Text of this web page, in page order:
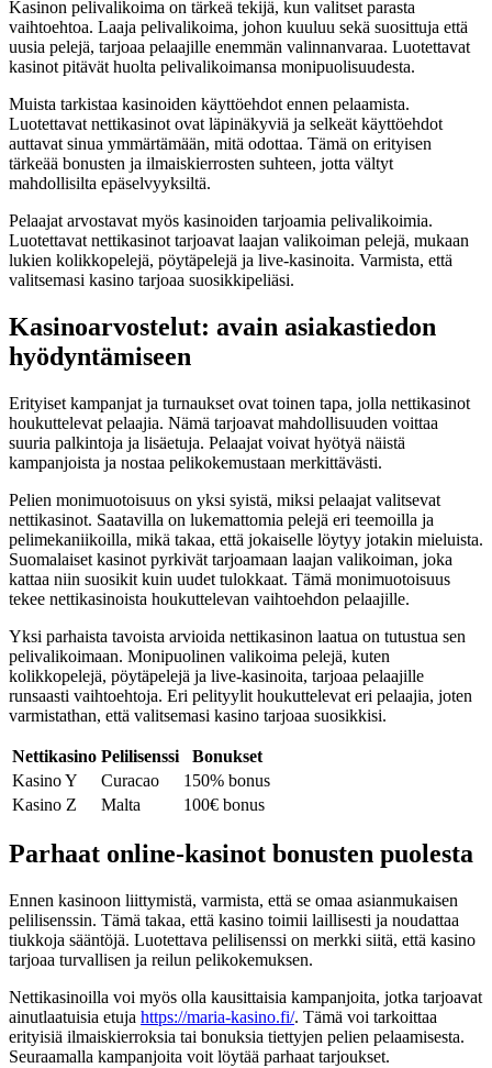
Kasinon pelivalikoima on tärkeä tekijä, kun valitset parasta
vaihtoehtoa. Laaja pelivalikoima, johon kuuluu sekä suosittuja että
uusia pelejä, tarjoaa pelaajille enemmän valinnanvaraa. Luotettavat
kasinot pitävät huolta pelivalikoimansa monipuolisuudesta.
Muista tarkistaa kasinoiden käyttöehdot ennen pelaamista.
Luotettavat nettikasinot ovat läpinäkyviä ja selkeät käyttöehdot
auttavat sinua ymmärtämään, mitä odottaa. Tämä on erityisen
tärkeää bonusten ja ilmaiskierrosten suhteen, jotta vältyt
mahdollisilta epäselvyyksiltä.
Pelaajat arvostavat myös kasinoiden tarjoamia pelivalikoimia.
Luotettavat nettikasinot tarjoavat laajan valikoiman pelejä, mukaan
lukien kolikkopelejä, pöytäpelejä ja live-kasinoita. Varmista, että
valitsemasi kasino tarjoaa suosikkipeliäsi.
Kasinoarvostelut: avain asiakastiedon
hyödyntämiseen
Erityiset kampanjat ja turnaukset ovat toinen tapa, jolla nettikasinot
houkuttelevat pelaajia. Nämä tarjoavat mahdollisuuden voittaa
suuria palkintoja ja lisäetuja. Pelaajat voivat hyötyä näistä
kampanjoista ja nostaa pelikokemustaan merkittävästi.
Pelien monimuotoisuus on yksi syistä, miksi pelaajat valitsevat
nettikasinot. Saatavilla on lukemattomia pelejä eri teemoilla ja
pelimekaniikoilla, mikä takaa, että jokaiselle löytyy jotakin mieluista.
Suomalaiset kasinot pyrkivät tarjoamaan laajan valikoiman, joka
kattaa niin suosikit kuin uudet tulokkaat. Tämä monimuotoisuus
tekee nettikasinoista houkuttelevan vaihtoehdon pelaajille.
Yksi parhaista tavoista arvioida nettikasinon laatua on tutustua sen
pelivalikoimaan. Monipuolinen valikoima pelejä, kuten
kolikkopelejä, pöytäpelejä ja live-kasinoita, tarjoaa pelaajille
runsaasti vaihtoehtoja. Eri pelityylit houkuttelevat eri pelaajia, joten
varmistathan, että valitsemasi kasino tarjoaa suosikkisi.
Nettikasino Pelilisenssi
Bonukset
Kasino Y
Curacao
150% bonus
Kasino Z
Malta 100€ bonus
Parhaat online-kasinot bonusten puolesta
Ennen kasinoon liittymistä, varmista, että se omaa asianmukaisen
pelilisenssin. Tämä takaa, että kasino toimii laillisesti ja noudattaa
tiukkoja sääntöjä. Luotettava pelilisenssi on merkki siitä, että kasino
tarjoaa turvallisen ja reilun pelikokemuksen.
Nettikasinoilla voi myös olla kausittaisia kampanjoita, jotka tarjoavat
ainutlaatuisia etuja https://maria-kasino.fi/. Tämä voi tarkoittaa
erityisiä ilmaiskierroksia tai bonuksia tiettyjen pelien pelaamisesta.
Seuraamalla kampanjoita voit löytää parhaat tarjoukset.